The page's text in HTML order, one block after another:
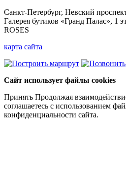
Санкт-Петербург, Невский
Галерея бутиков «Гранд Палас», 1
ROSES
карта сайта
Сайт использует файлы cookies
Принять Продолжая
соглашаетесь с использованием
конфиденциальности сайта.